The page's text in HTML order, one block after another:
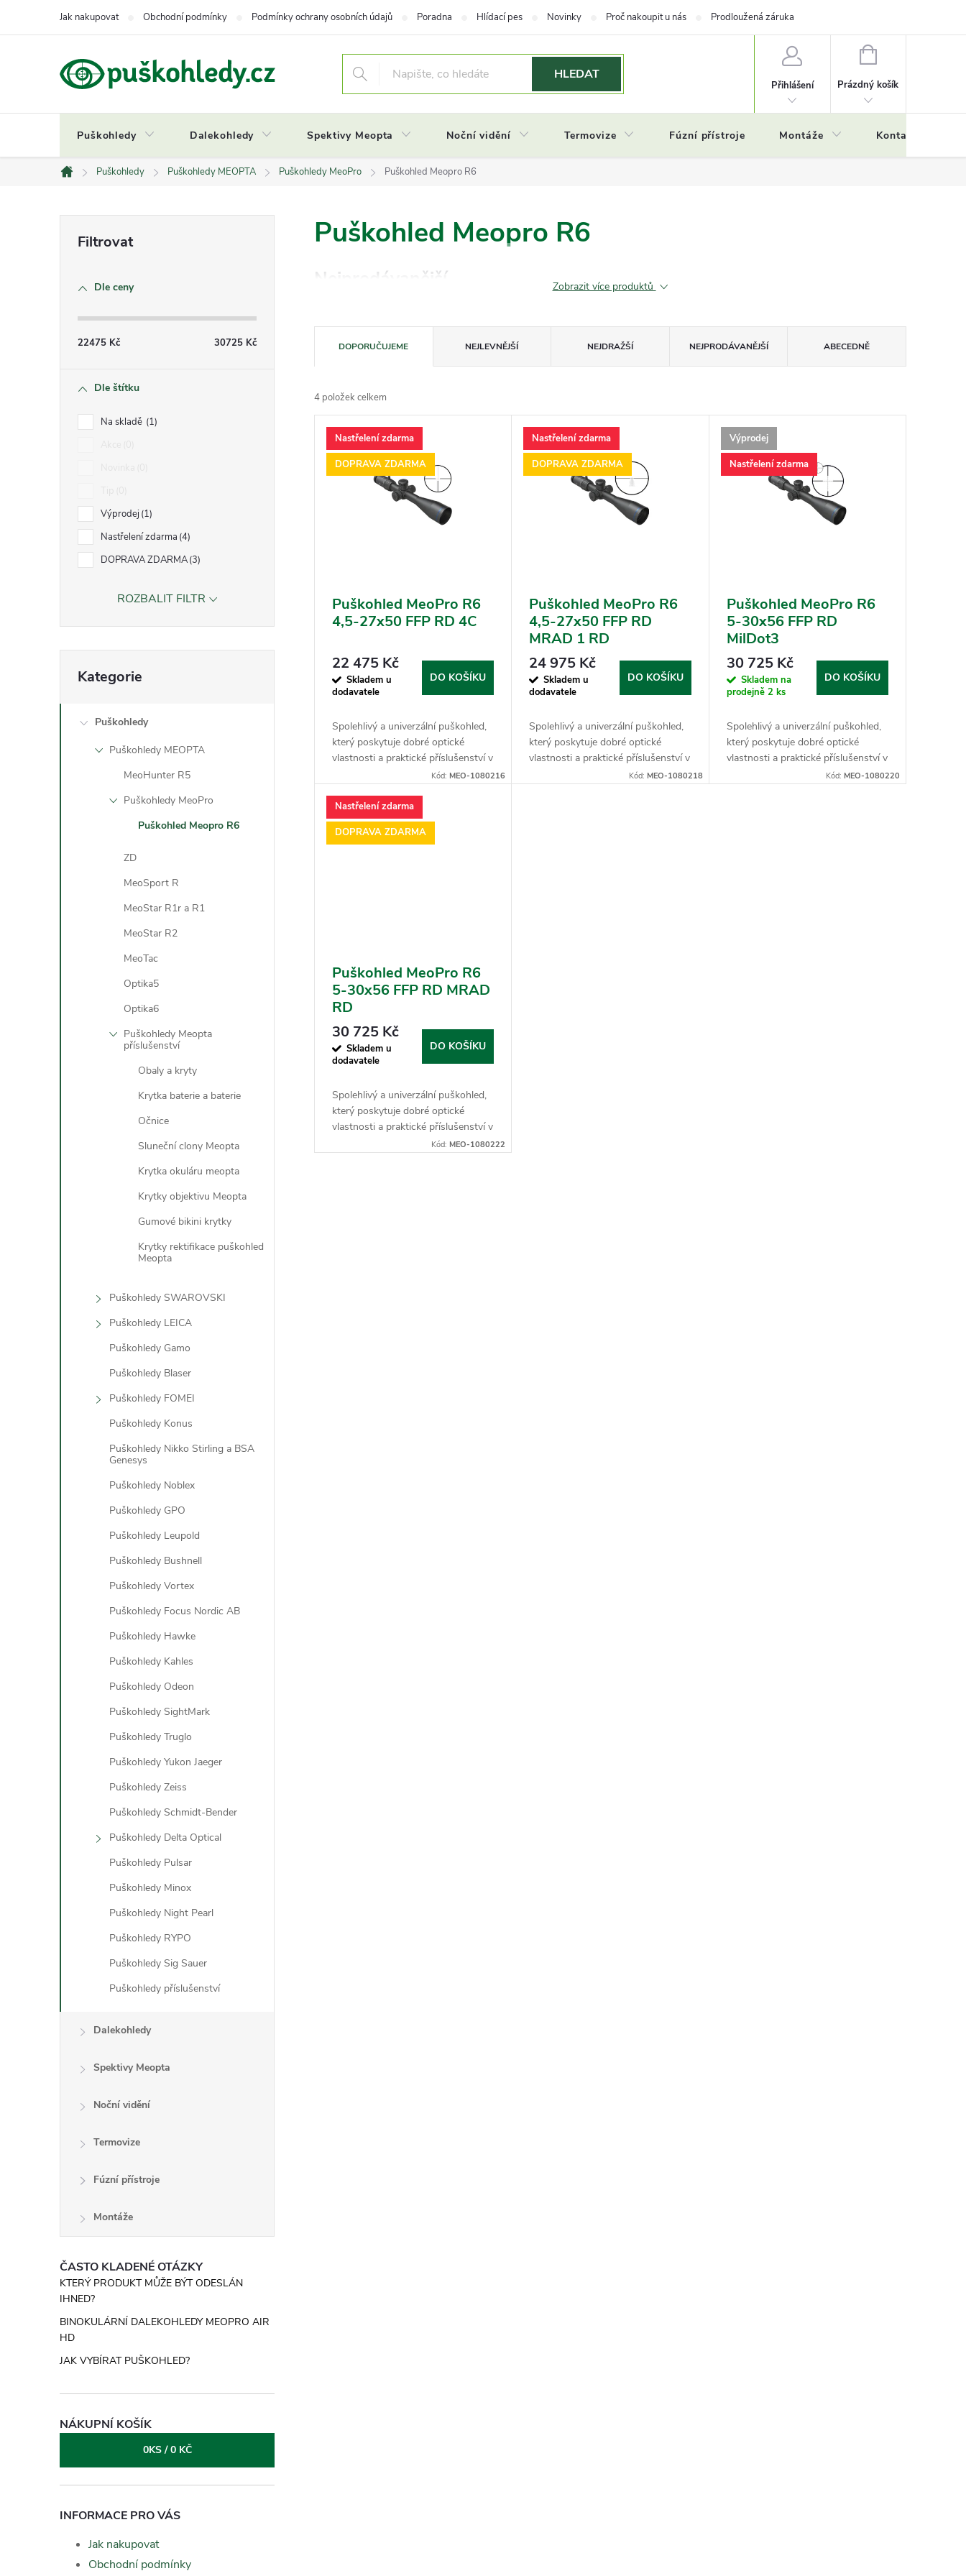
Jak nakupovat Obchodní podmínky Podmínky ochrany osobních údajů Poradna Hlídací pes Novinky Proč nakoupit u nás Prodloužená záruka
HLEDAT
Přihlášení
NÁKUPNÍ
Prázdný košík
Puškohledy Dalekohledy Spektivy Meopta Noční vidění Termovize Fúzní přístroje Montáže Kontakty
Domů
Puškohledy Puškohledy MEOPTA Puškohledy MeoPro Puškohled Meopro R6
Dle ceny
22475 Kč 30725 Kč
Dle štítku
Na skladě 1
Výprodej 1
Nastřelení zdarma 4
DOPRAVA ZDARMA 3
ROZBALIT FILTR
kategorie
Kategorie
Puškohledy
Puškohledy MEOPTA
MeoHunter R5
Puškohledy MeoPro
Puškohled Meopro R6
ZD
MeoSport R
MeoStar R1r a R1
MeoStar R2
MeoTac
Optika5
Optika6
Puškohledy Meopta
příslušenství
Obaly a kryty
Krytka baterie a baterie
Očnice
Sluneční clony Meopta
Krytka okuláru meopta
Krytky objektivu Meopta
Gumové bikini krytky
Krytky rektifikace puškohled
Meopta
Puškohledy SWAROVSKI
Puškohledy LEICA
Puškohledy Gamo
Puškohledy Blaser
Puškohledy FOMEI
Puškohledy Konus
Puškohledy Nikko Stirling a BSA
Genesys
Puškohledy Noblex
Puškohledy GPO
Puškohledy Leupold
Puškohledy Bushnell
Puškohledy Vortex
Puškohledy Focus Nordic AB
Puškohledy Hawke
Puškohledy Kahles
Puškohledy Odeon
Puškohledy SightMark
Puškohledy Truglo
Puškohledy Yukon Jaeger
Puškohledy Zeiss
Puškohledy Schmidt-Bender
Puškohledy Delta Optical
Puškohledy Pulsar
Puškohledy Minox
Puškohledy Night Pearl
Puškohledy RYPO
Puškohledy Sig Sauer
Puškohledy příslušenství
Dalekohledy
Spektivy Meopta
Noční vidění
Termovize
Fúzní přístroje
Montáže
ČASTO KLADENÉ OTÁZKY
KTERÝ PRODUKT MŮŽE BÝT ODESLÁN
IHNED?
BINOKULÁRNÍ DALEKOHLEDY MEOPRO AIR
HD
JAK VYBÍRAT PUŠKOHLED?
NÁKUPNÍ KOŠÍK
0KS /0 KČ
INFORMACE PRO VÁS
Jak nakupovat
Obchodní podmínky
Puškohled Meopro R6
Nejprodávanější Zobrazit více produktů
a
e
DOPORUČUJEME NEJLEVNĚJŠÍ NEJDRAŽŠÍ NEJPRODÁVANĚJŠÍ ABECEDNĚ
4 položek celkem
V
Nastřelení zdarma
DOPRAVA ZDARMA
Puškohled MeoPro R6
4,5-27x50 FFP RD 4C
22 475 Kč
Skladem u
dodavatele
DO KOŠÍKU
Spolehlivý a univerzální puškohled,
který poskytuje dobré optické
vlastnosti a praktické příslušenství v
Kód: MEO-1080216
Nastřelení zdarma
DOPRAVA ZDARMA
Puškohled MeoPro R6
4,5-27x50 FFP RD
MRAD 1 RD
24 975 Kč
Skladem u
dodavatele
DO KOŠÍKU
Spolehlivý a univerzální puškohled,
který poskytuje dobré optické
vlastnosti a praktické příslušenství v
Kód: MEO-1080218
Výprodej
Nastřelení zdarma
Puškohled MeoPro R6
5-30x56 FFP RD
MilDot3
30 725 Kč
Skladem na
prodejně 2 ks
DO KOŠÍKU
Spolehlivý a univerzální puškohled,
který poskytuje dobré optické
vlastnosti a praktické příslušenství v
Kód: MEO-1080220
Nastřelení zdarma
DOPRAVA ZDARMA
Puškohled MeoPro R6
5-30x56 FFP RD MRAD
RD
30 725 Kč
Skladem u
dodavatele
DO KOŠÍKU
Spolehlivý a univerzální puškohled,
který poskytuje dobré optické
vlastnosti a praktické příslušenství v
Kód: MEO-1080222